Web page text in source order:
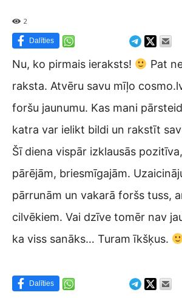
2
Dalīties
Nu, ko pirmais ieraksts!
Pat
raksta. Atvēru savu mīļo
foršu jaunumu. Kas mani
katra var ielikt bildi un rakstīt
Šī diena vispār izklausās
pārējām, briesmīgajām.
pārrunām un vakarā foršs tuss,
cilvēkiem. Vai dzīve tomēr nav
ka viss sanāks… Turam īkšķus.
Dalīties